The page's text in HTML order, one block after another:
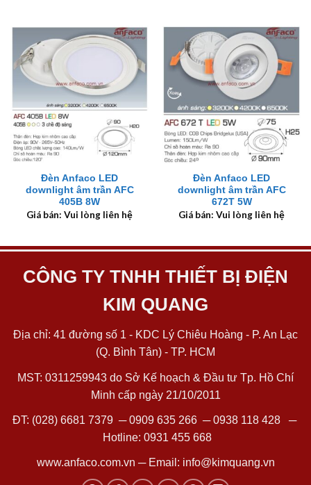
Đèn Anfaco LED
downlight âm trần AFC
405B 8W
Giá bán: Vui lòng liên hệ
Đèn Anfaco LED
downlight âm trần AFC
672T 5W
Giá bán: Vui lòng liên hệ
CÔNG TY TNHH THIẾT BỊ ĐIỆN
KIM QUANG
Địa chỉ: 41 đường số 1 - KDC Lý Chiêu Hoàng - P. An Lạc
(Q. Bình Tân) - TP. HCM
MST: 0311259943 do Sở Kế hoạch & Đầu tư Tp. Hồ Chí
Minh cấp ngày 21/10/2011
ĐT: (028) 6681 7379 ─0909 635 266─0938 118 428─
Hotline: 0931 455 668
www.anfaco.com.vn ─ Email: info@kimquang.vn